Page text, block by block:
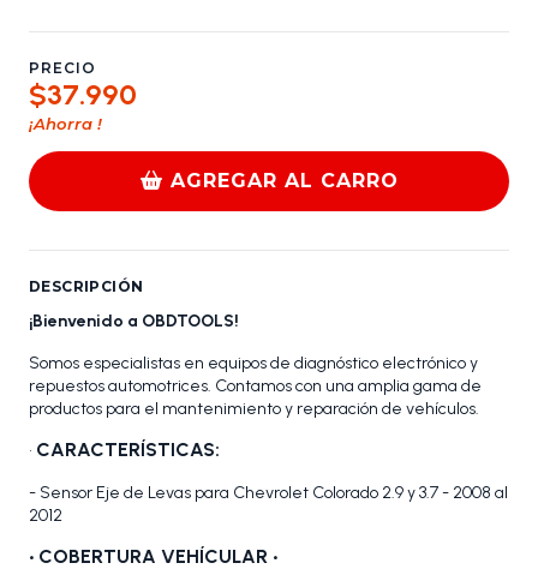
PRECIO
$37.990
¡Ahorra !
AGREGAR AL CARRO
DESCRIPCIÓN
¡Bienvenido a OBDTOOLS!
Somos especialistas en equipos de diagnóstico electrónico y
repuestos automotrices. Contamos con una amplia gama de
productos para el mantenimiento y reparación de vehículos.
• CARACTERÍSTICAS:
- Sensor Eje de Levas para Chevrolet Colorado 2.9 y 3.7 - 2008 al
2012
• COBERTURA VEHÍCULAR •